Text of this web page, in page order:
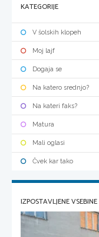
KATEGORIJE
V šolskih klopeh
Moj lajf
Dogaja se
Na katero srednjo?
Na kateri faks?
Matura
Mali oglasi
Čvek kar tako
IZPOSTAVLJENE VSEBINE